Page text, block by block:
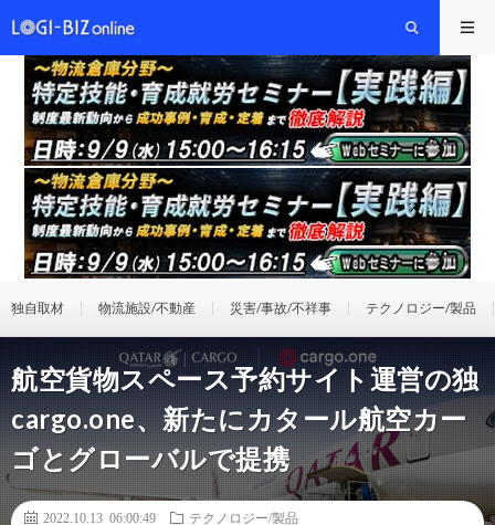
独自取材 物流施設/不動産 災害/事故/不祥事 テクノロジー/製品
航空貨物スペース予約サイト運営の独
cargo.one、新たにカタール航空カー
ゴとグローバルで提携
2022.10.13 06:00:49
テクノロジー/製品